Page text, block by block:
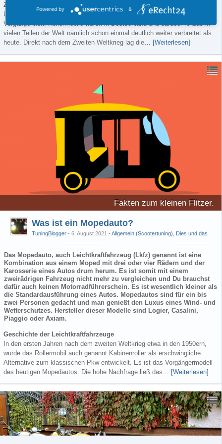
Zurück in die Zukunft
Um das Phänomen besser zu verstehen, lohnt sich kurzer ein Blick in die
Vergangenheit. Rollermobile waren in Deutschland und darüber hinaus in
vielen Teilen der Welt nämlich schon einmal deutlich weiter verbreitet als
heute. Direkt nach dem Zweiten Weltkrieg lag die… [Weiterlesen]
Fakten zum kleinen Flitzer.
Was ist ein Mopedauto?
TuningBlogger 6. August 2021 - Allgemein (Scootertuning) Dies und das
Das Mopedauto, auch Leichtkraftfahrzeug (Lkfz) genannt ist eine
Kombination aus einem Moped mit drei oder vier Rädern und der
Karosserie eines Autos drum herum. Es ist somit mit einem
zweirädrigen Fahrzeug nicht mehr zu vergleichen und Du brauchst
dafür auch keinen Motorradführerschein. Es ist wesentlich kleiner als
die Standardausführung eines Autos. Mopedautos sind für ein bis
zwei Personen gedacht und man genießt den Luxus eines Wind- und
Wetterschutzes. Hersteller dieser Modelle sind Logier, Casalini,
Piaggio oder Axiam.
Geschichte der Leichtkraftfahrzeuge
In den ersten Jahren nach dem zweiten Weltkrieg etwa in den 1950ern,
wurde das Rollermobil auch genannt Kabinenroller als erschwingliche
Alternative zum klassischen Pkw entwickelt. Es ist das Vorgängermodell
des heutigen Mopedautos. Die hohe Nachfrage ließ das… [Weiterlesen]
Powered by &